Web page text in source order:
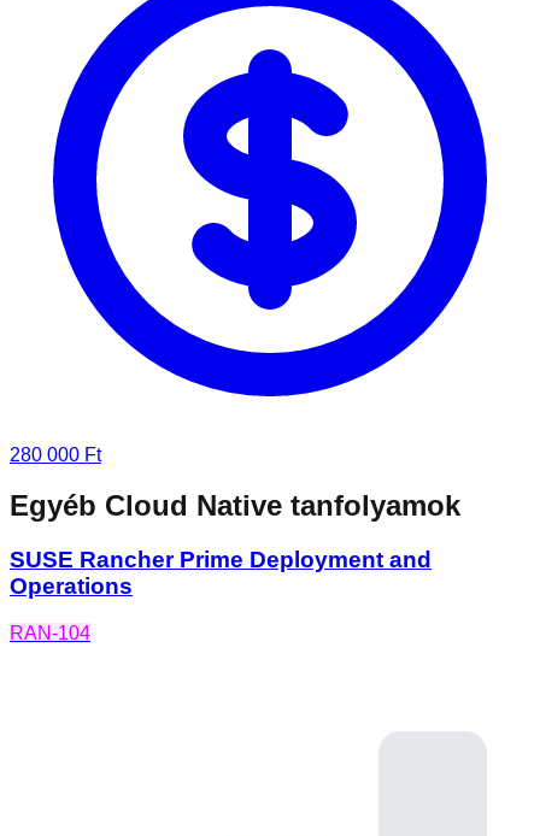
280 000 Ft
Egyéb Cloud Native tanfolyamok
SUSE Rancher Prime Deployment and
Operations
RAN-104